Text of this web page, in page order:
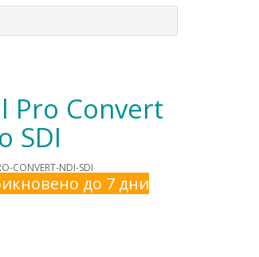
Pro Convert
SDI
CONVERT-NDI-SDI
до 7 дни